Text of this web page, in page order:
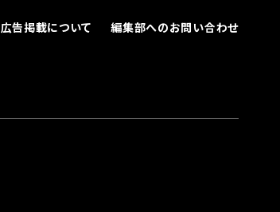
広告掲載について 編集部へのお問い合わせ